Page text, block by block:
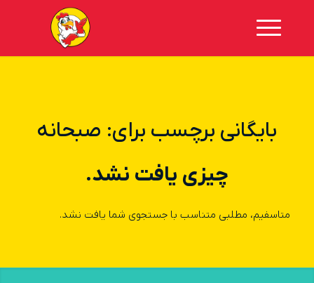
بایگانی برچسب برای: صبحانه
چیزی یافت نشد.
متاسفیم، مطلبی متناسب با جستجوی شما یافت نشد.